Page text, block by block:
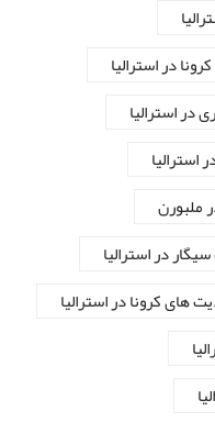
در استرالیا
در استرالیا
ملبورن
در استرالیا
های کرونا در استرالیا